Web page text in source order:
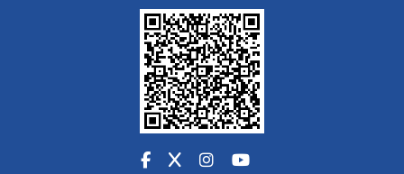
Facebook
X Instagram
YouTube